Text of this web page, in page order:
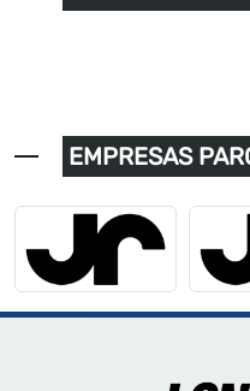
EMPRESAS